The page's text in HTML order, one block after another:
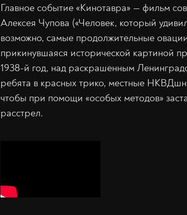
Главное событие «Кинотавра» — фильм
Алексея Чупова («Человек, который
возможно, самые продолжительные
прикинувшаяся исторической картиной
1938-й год, над раскрашенным
ребята в красных трико, местные
чтобы при помощи «особых методов»
расстрел.